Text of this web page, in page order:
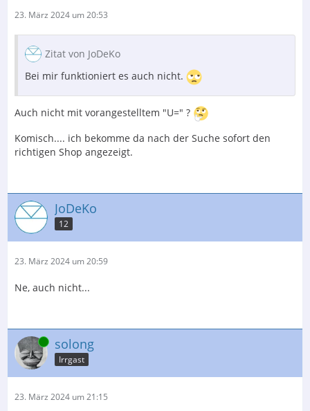
23. März 2024 um 20:53
Zitat von JoDeKo
Bei mir funktioniert es auch nicht.
Auch nicht mit vorangestelltem "U=" ?
Komisch.... ich bekomme da nach der Suche sofort den
richtigen Shop angezeigt.
JoDeKo
12
23. März 2024 um 20:59
Ne, auch nicht...
Online solong
Irrgast
23. März 2024 um 21:15